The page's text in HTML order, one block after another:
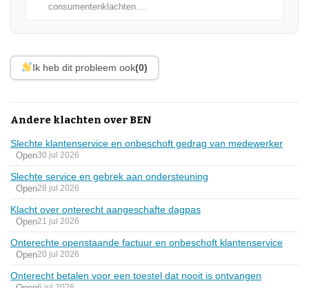
consumentenklachten....
Ik heb dit probleem ook(0)
Andere klachten over BEN
Slechte klantenservice en onbeschoft gedrag van medewerker
Open30 jul 2026
Slechte service en gebrek aan ondersteuning
Open28 jul 2026
Klacht over onterecht aangeschafte dagpas
Open21 jul 2026
Onterechte openstaande factuur en onbeschoft klantenservice
Open20 jul 2026
Onterecht betalen voor een toestel dat nooit is ontvangen